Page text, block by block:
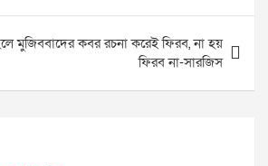
মুজিববাদের কবর রচনা করেই ফিরব, না হয়
ফিরব না-সারজিস